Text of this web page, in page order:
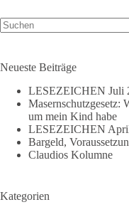
Neueste Beiträge
LESEZEICHEN Juli
Masernschutzgesetz:
um mein Kind habe
LESEZEICHEN
Bargeld,
Claudios Kolumne
Kategorien